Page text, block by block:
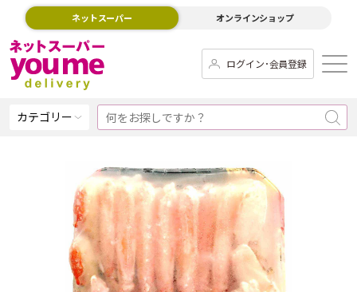
ネットスーパー オンラインショップ
ログイン･会員登録
カテゴリー